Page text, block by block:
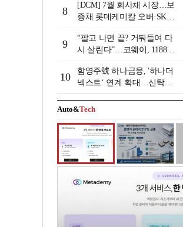
(상)]
8
[DCM] 7월 회사채 시장…보
증채 롯데케미칼 오버·SK에
9
“팔고 나면 끝? 거둬들여 다
시 살린다”…코웨이, 1188만
10
함영주號 하나금융, '하나더
넥스트‘ 연계 확대…신탁수
수료 2배 증가 효과 [금융 시
니어 비즈니스 돋보기]
Auto&Tech